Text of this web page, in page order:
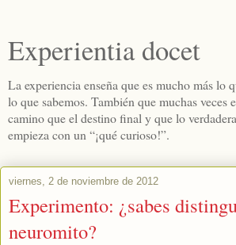
Experientia docet
La experiencia enseña que es mucho más lo
lo que sabemos. También que muchas veces
camino que el destino final y que lo
empieza con un “¡qué curioso!”.
viernes, 2 de noviembre de 2012
Experimento: ¿sabes
neuromito?